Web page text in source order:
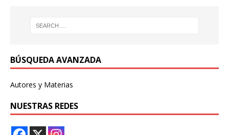
BÚSQUEDA AVANZADA
Autores y Materias
NUESTRAS REDES